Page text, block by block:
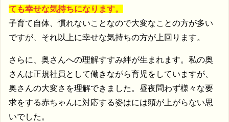
ても幸せな気持ちになります。
子育て自体、慣れないことなので大変なことの方が多い
ですが、それ以上に幸せな気持ちの方が上回ります。
さらに、奥さんへの理解すすみ絆が生まれます。私の奥
さんは正規社員として働きながら育児をしていますが、
奥さんの大変さを理解できました。昼夜問わず様々な要
求をする赤ちゃんに対応する姿はには頭が上がらない思
いでした。